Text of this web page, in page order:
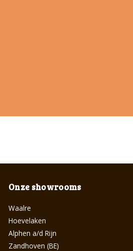
Onze showrooms
Waalre
Hoevelaken
Alphen a/d Rijn
Zandhoven (BE)